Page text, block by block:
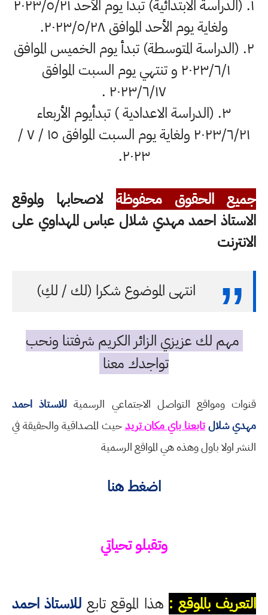
١. (الدراسة الابتدائية) تبدأ يوم الأحد ٢٠٢٣/٥/٢١
ولغاية يوم الأحد الموافق ٢٠٢٣/٥/٢٨.
٢. (الدراسة المتوسطة) تبدأ يوم الخميس الموافق
٢٠٢٣/٦/١ و تنتهي يوم السبت الموافق
٢٠٢٣/٦/١٧ .
٣. (الدراسة الاعدادية ) تبدأيوم الأربعاء
٢٠٢٣/٦/٢١ ولغاية يوم السبت الموافق ١٥ / ٧ /
٢٠٢٣.
جميع الحقوق محفوظة لاصحابها ولموقع
الاستاذ احمد مهدي شلال عباس المهداوي على
الانترنت
انتهى الموضوع شكرا (لك / لكِ)
مهم لك عزيزي الزائر الكريم شرفتنا ونحب
تواجدك معنا
قنوات ومواقع التواصل الاجتماعي الرسمية للاستاذ احمد
مهدي شلالتابعنا باي مكان تريدحيث المصداقية والحقيقة في
النشر اولا باول وهذه هي المواقع الرسمية
اضغط هنا
وتقبلو تحياتي
التعريف بالموقع : هذا الموقع تابع للاستاذ احمد